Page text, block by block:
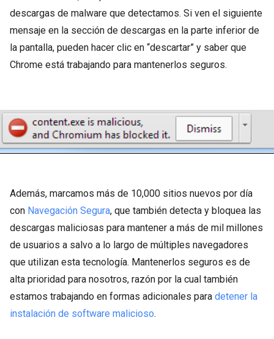
descargas de malware que detectamos. Si ven el siguiente
mensaje en la sección de descargas en la parte inferior de
la pantalla, pueden hacer clic en “descartar” y saber que
Chrome está trabajando para mantenerlos seguros.
Además, marcamos más de 10,000 sitios nuevos por día
con Navegación Segura, que también detecta y bloquea las
descargas maliciosas para mantener a más de mil millones
de usuarios a salvo a lo largo de múltiples navegadores
que utilizan esta tecnología. Mantenerlos seguros es de
alta prioridad para nosotros, razón por la cual también
estamos trabajando en formas adicionales para detener la
instalación de software malicioso.